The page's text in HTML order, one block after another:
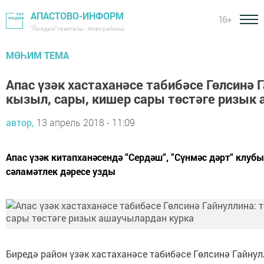
АПАСТОВО-ИНФОРМ
"Йолдыз" газетасы - Апас районы
16+
МӨҺИМ ТЕМА
Апас үзәк хастаханәсе табибәсе Гөлсинә
кызыл, сары, кишер сары төстәге ризык
автор, 13 апрель 2018 - 11:09
Апас үзәк китапханәсендә “Сердәш“, “Сүнмәс дәрт“
сәламәтлек дәресе узды
Биредә район үзәк хастаханәсе табибәсе Гөлсинә